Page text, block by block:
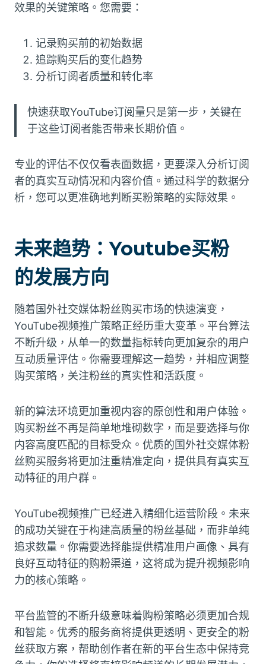
效果的关键策略。您需要：
记录购买前的初始数据
追踪购买后的变化趋势
分析订阅者质量和转化率
快速获取YouTube订阅量只是第一步，关键在
于这些订阅者能否带来长期价值。
专业的评估不仅仅看表面数据，更要深入分析订阅
者的真实互动情况和内容价值。通过科学的数据分
析，您可以更准确地判断买粉策略的实际效果。
未来趋势：Youtube买粉
的发展方向
随着国外社交媒体粉丝购买市场的快速演变，
YouTube视频推广策略正经历重大变革。平台算法
不断升级，从单一的数量指标转向更加复杂的用户
互动质量评估。你需要理解这一趋势，并相应调整
购买策略，关注粉丝的真实性和活跃度。
新的算法环境更加重视内容的原创性和用户体验。
购买粉丝不再是简单地堆砌数字，而是要选择与你
内容高度匹配的目标受众。优质的国外社交媒体粉
丝购买服务将更加注重精准定向，提供具有真实互
动特征的用户群。
YouTube视频推广已经进入精细化运营阶段。未来
的成功关键在于构建高质量的粉丝基础，而非单纯
追求数量。你需要选择能提供精准用户画像、具有
良好互动特征的购粉渠道，这将成为提升视频影响
力的核心策略。
平台监管的不断升级意味着购粉策略必须更加合规
和智能。优秀的服务商将提供更透明、更安全的粉
丝获取方案，帮助创作者在新的平台生态中保持竞